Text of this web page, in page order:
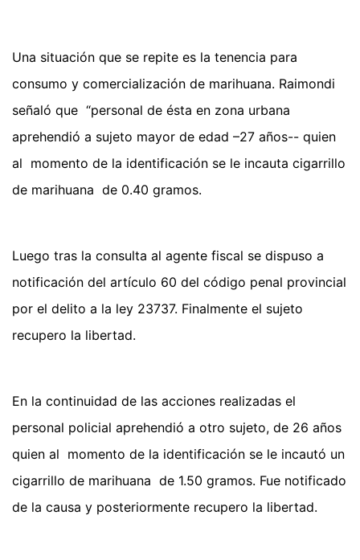
Una situación que se repite es la tenencia para
consumo y comercialización de marihuana. Raimondi
señaló que “personal de ésta en zona urbana
aprehendió a sujeto mayor de edad –27 años-- quien
al momento de la identificación se le incauta cigarrillo
de marihuana de 0.40 gramos.
Luego tras la consulta al agente fiscal se dispuso a
notificación del artículo 60 del código penal provincial
por el delito a la ley 23737. Finalmente el sujeto
recupero la libertad.
En la continuidad de las acciones realizadas el
personal policial aprehendió a otro sujeto, de 26 años
quien al momento de la identificación se le incautó un
cigarrillo de marihuana de 1.50 gramos. Fue notificado
de la causa y posteriormente recupero la libertad.